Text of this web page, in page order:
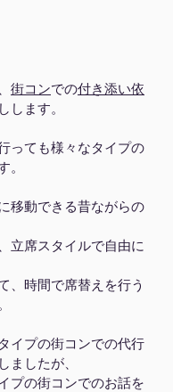
街コンでの付き添い依
します。
っても様々なタイプの
。
移動できる昔ながらの
立席スタイルで自由に
、時間で席替えを行う
イプの街コンでの代行
ましたが、
プの街コンでのお話を